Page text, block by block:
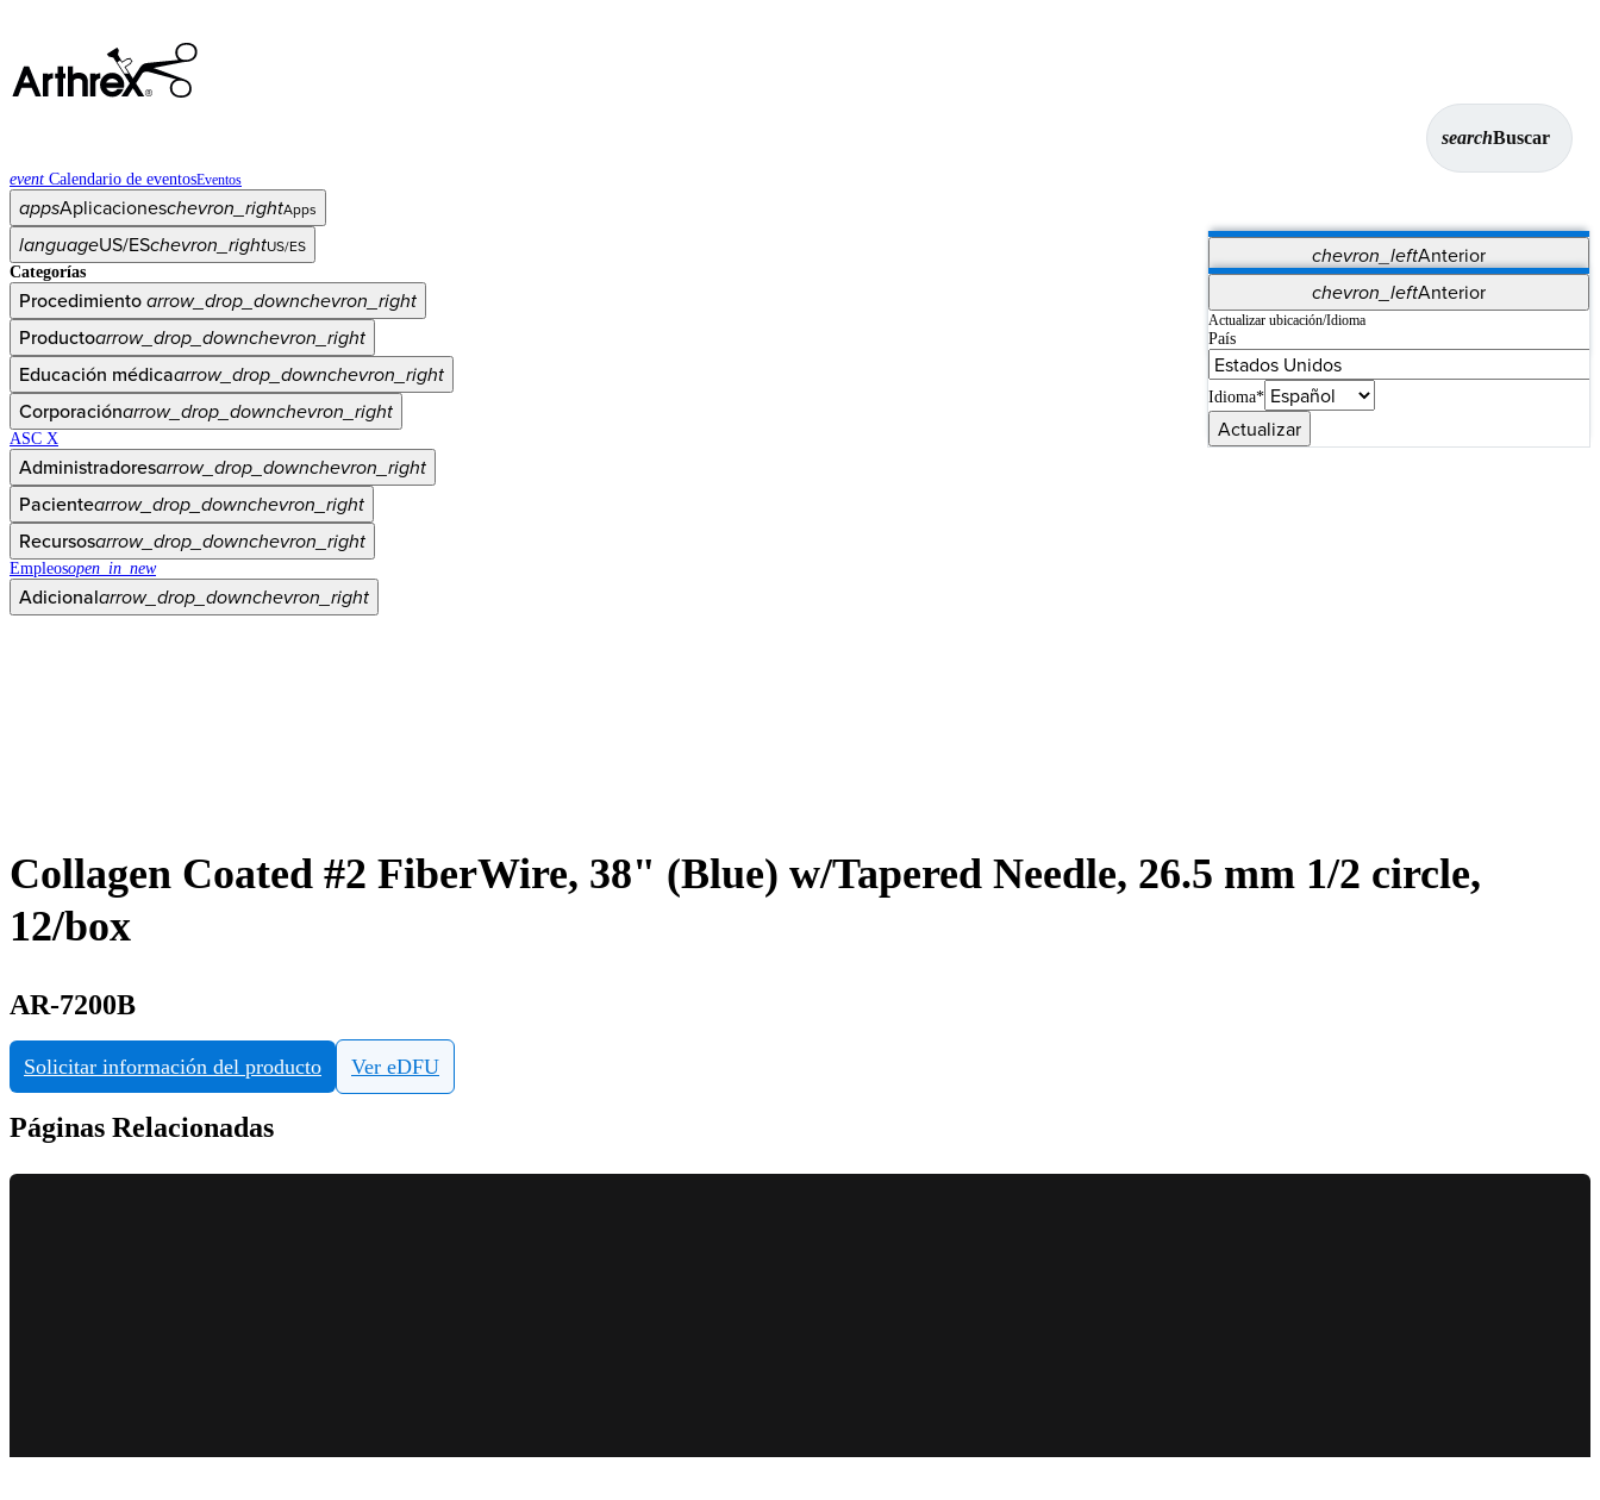
searchBuscar
event Calendario de eventosEventos
appsAplicacioneschevron_rightApps
chevron_leftAnterior
Vet Systems OrthoPedia Patient
Supplier Portal
Synergy Imaging & Resection
languageUS/ESchevron_rightUS/ES
chevron_leftAnterior
Actualizar ubicación/Idioma
País
Idioma*
Actualizar
Categorías
Procedimientoarrow_drop_downchevron_right
Productoarrow_drop_downchevron_right
Educación médicaarrow_drop_downchevron_right
Corporaciónarrow_drop_downchevron_right
ASC X
Administradoresarrow_drop_downchevron_right
Pacientearrow_drop_downchevron_right
Recursosarrow_drop_downchevron_right
Empleosopen_in_new
Adicionalarrow_drop_downchevron_right
Collagen Coated #2 FiberWire, 38" (Blue) w/Tapered Needle, 26.5 mm 1/2 circle,
12/box
AR-7200B
Solicitar información del producto Ver eDFU
Páginas Relacionadas